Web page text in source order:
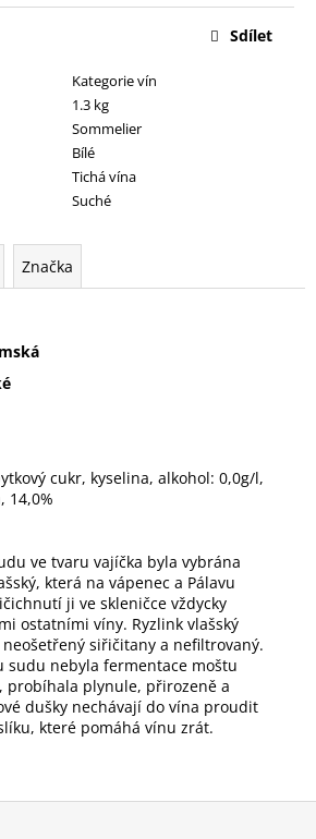
Kategorie vín
1.3 kg
Sommelier
Bílé
Tichá vína
Suché
Sdílet
Značka
cukr, kyselina, alkohol: 0,0g/l,
14,0%
ve tvaru vajíčka byla vybrána
která na vápenec a Pálavu
ji ve skleničce vždycky
ostatními víny. Ryzlink vlašský
neošetřený siřičitany a nefiltrovaný.
sudu nebyla fermentace moštu
probíhala plynule, přirozeně a
dušky nechávají do vína proudit
které pomáhá vínu zrát.